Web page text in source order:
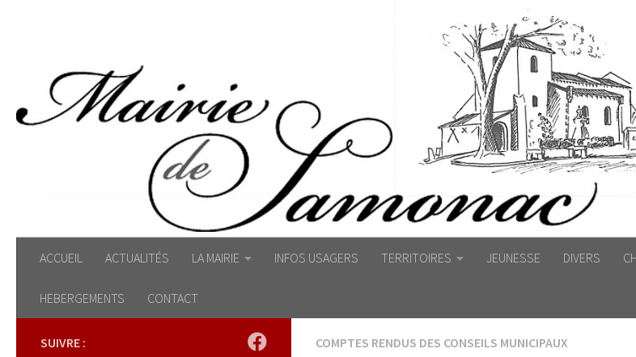
ACCUEIL ACTUALITÉS LA MAIRIE INFOS USAGERS TERRITOIRES JEUNESSE DIVERS
HEBERGEMENTS CONTACT
COMPTES RENDUS DES CONSEILS MUNICIPAUX
SUIVRE :